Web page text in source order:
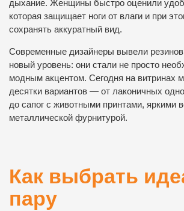
дыхание. Женщины быстро оценили
которая защищает ноги от влаги и при
сохранять аккуратный вид.
Современные дизайнеры вывели
новый уровень: они стали не просто
модным акцентом. Сегодня на витринах
десятки вариантов — от лаконичных
до сапог с животными принтами, яркими
металлической фурнитурой.
Как выбрать
пару